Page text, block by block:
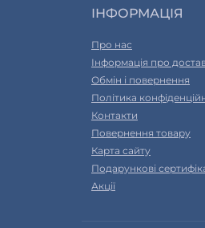
ІНФОРМАЦІЯ
Про нас
Інформація про
Обмін і повернення
Політика
Контакти
Повернення товару
Карта сайту
Подарункові
Акції